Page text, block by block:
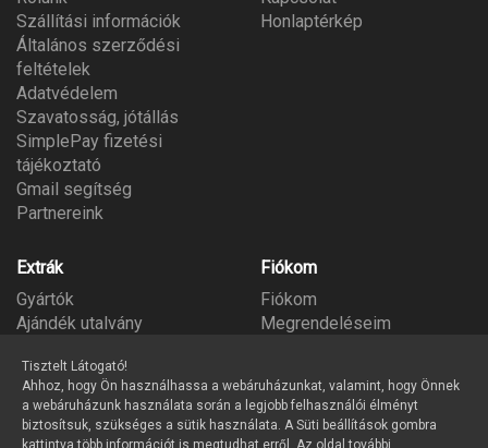
Szállítási információk
Általános szerződési
feltételek
Adatvédelem
Szavatosság, jótállás
SimplePay fizetési
tájékoztató
Gmail segítség
Partnereink
Honlaptérkép
Extrák
Gyártók
Ajándék utalvány
Fiókom
Fiókom
Megrendeléseim
Tisztelt Látogató!
Ahhoz, hogy Ön használhassa a webáruházunkat, valamint, hogy Önnek
a webáruházunk használata során a legjobb felhasználói élményt
biztosítsuk, szükséges a sütik használata. A Süti beállítások gombra
kattintva több információt is megtudhat erről. Az oldal további